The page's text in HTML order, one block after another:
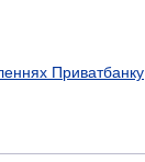
Приватбанку